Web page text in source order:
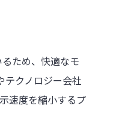
ため、快適なモ
テクノロジー会社
速度を縮小するプ